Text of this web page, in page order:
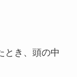
とき、頭の中